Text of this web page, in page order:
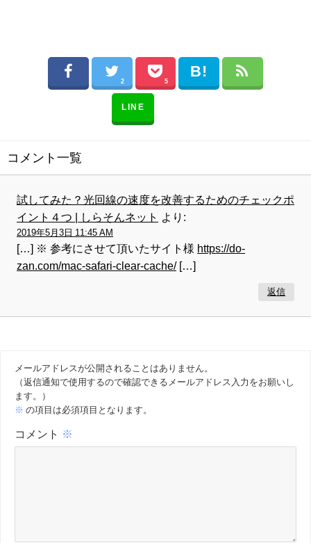
2 5
LINE
コメント一覧
試してみた？光回線の速度を改善するためのチェックポ
イント４つ | しらそんネット
より:
2019年5月3日 11:45 AM
[…] ※ 参考にさせて頂いたサイト様 https://do-
zan.com/mac-safari-clear-cache/[…]
返信
メールアドレスが公開されることはありません。
（返信通知で使用するので確認できるメールアドレス入力をお願いし
ます。）
※ の項目は必須項目となります。
コメント ※